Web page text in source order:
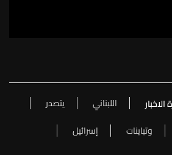
الاخبار اللبناني
يتصدر
وتباينات
إسرائيل